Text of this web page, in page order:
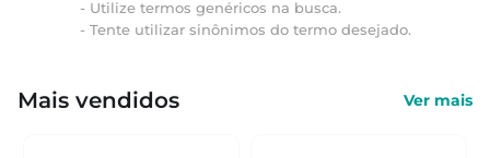
Utilize termos genéricos na busca.
Tente utilizar sinônimos do termo desejado.
Mais vendidos Ver mais